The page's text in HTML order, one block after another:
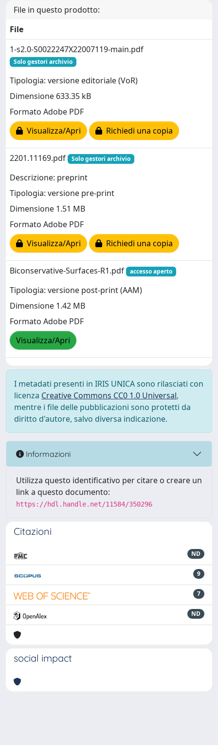
File in questo prodotto:
File
1-s2.0-S0022247X22007119-main.pdf
Solo gestori archivio
Tipologia: versione editoriale (VoR)
Dimensione 633.35 kB
Formato Adobe PDF
Visualizza/Apri
Richiedi una copia
2201.11169.pdf Solo gestori archivio
Descrizione: preprint
Tipologia: versione pre-print
Dimensione 1.51 MB
Formato Adobe PDF
Visualizza/Apri
Richiedi una copia
Biconservative-Surfaces-R1.pdf accesso aperto
Tipologia: versione post-print (AAM)
Dimensione 1.42 MB
Formato Adobe PDF
Visualizza/Apri
I metadati presenti in IRIS UNICA sono rilasciati con
licenza Creative Commons CC0 1.0 Universal,
mentre i file delle pubblicazioni sono protetti da
diritto d'autore, salvo diversa indicazione.
Informazioni
Utilizza questo identificativo per citare o creare un
link a questo documento:
https://hdl.handle.net/11584/350296
Citazioni
ND
9
7
ND
social impact